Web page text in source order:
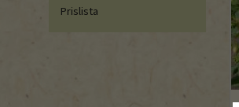
Prislista